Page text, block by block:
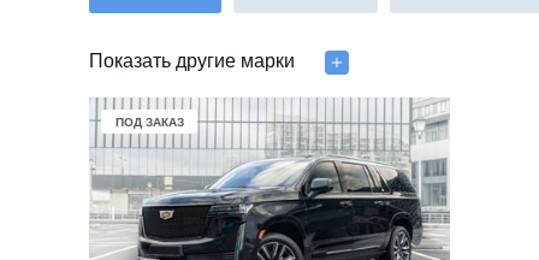
Показать другие марки
Mercedes-Benz Volkswagen
Chevrolet
Cadillac
KIA
ПОД ЗАКАЗ